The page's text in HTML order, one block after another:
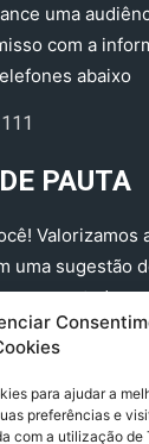
para ajudar a
preferências e
com a utilização de
uma
com a
abaixo
PAUTA
Valorizamos
uma sugestão
ser contada,